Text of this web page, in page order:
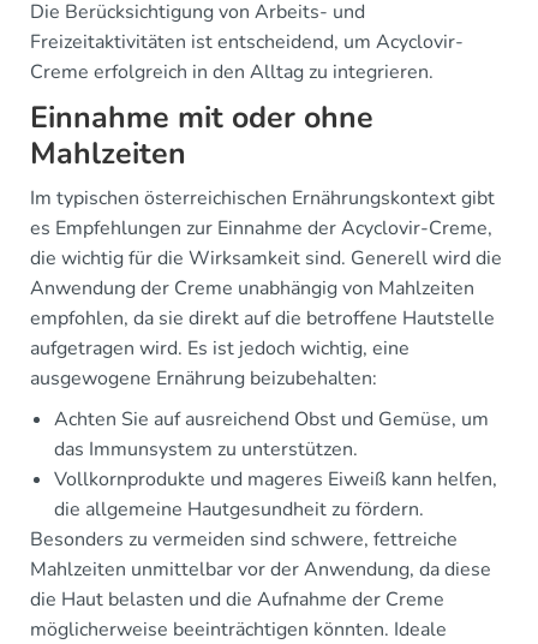
Die Berücksichtigung von Arbeits- und
Freizeitaktivitäten ist entscheidend, um Acyclovir-
Creme erfolgreich in den Alltag zu integrieren.
Einnahme mit oder ohne
Mahlzeiten
Im typischen österreichischen Ernährungskontext gibt
es Empfehlungen zur Einnahme der Acyclovir-Creme,
die wichtig für die Wirksamkeit sind. Generell wird die
Anwendung der Creme unabhängig von Mahlzeiten
empfohlen, da sie direkt auf die betroffene Hautstelle
aufgetragen wird. Es ist jedoch wichtig, eine
ausgewogene Ernährung beizubehalten:
Achten Sie auf ausreichend Obst und Gemüse, um
das Immunsystem zu unterstützen.
Vollkornprodukte und mageres Eiweiß kann helfen,
die allgemeine Hautgesundheit zu fördern.
Besonders zu vermeiden sind schwere, fettreiche
Mahlzeiten unmittelbar vor der Anwendung, da diese
die Haut belasten und die Aufnahme der Creme
möglicherweise beeinträchtigen könnten. Ideale